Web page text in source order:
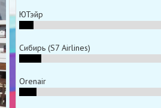
ЮТэйр
Сибирь (S7 Airlines)
Orenair